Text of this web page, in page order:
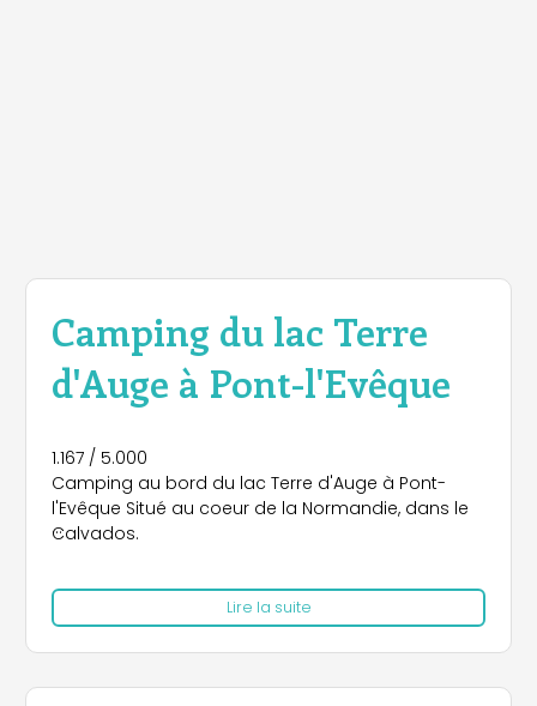
Camping du lac Terre
d'Auge à Pont-l'Evêque
1.167 / 5.000
Camping au bord du lac Terre d'Auge à Pont-
l'Evêque Situé au coeur de la Normandie, dans le
Calvados.
Des systèmes pour tous les besoins
Le camping propose de nombreux équipements
adaptés à tous types de parcours :
- Mobil Homes : Pratiques et confortables, parfaits
Lire la suite